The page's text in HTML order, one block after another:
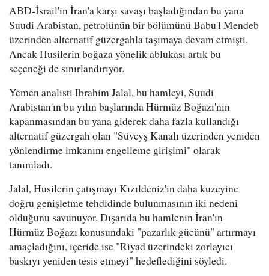
ABD-İsrail'in İran'a karşı savaşı başladığından bu yana
Suudi Arabistan, petrolünün bir bölümünü Babu'l Mendeb
üzerinden alternatif güzergahla taşımaya devam etmişti.
Ancak Husilerin boğaza yönelik ablukası artık bu
seçeneği de sınırlandırıyor.
Yemen analisti Ibrahim Jalal, bu hamleyi, Suudi
Arabistan'ın bu yılın başlarında Hürmüz Boğazı'nın
kapanmasından bu yana giderek daha fazla kullandığı
alternatif güzergah olan "Süveyş Kanalı üzerinden yeniden
yönlendirme imkanını engelleme girişimi" olarak
tanımladı.
Jalal, Husilerin çatışmayı Kızıldeniz'in daha kuzeyine
doğru genişletme tehdidinde bulunmasının iki nedeni
olduğunu savunuyor. Dışarıda bu hamlenin İran'ın
Hürmüz Boğazı konusundaki "pazarlık gücünü" artırmayı
amaçladığını, içeride ise "Riyad üzerindeki zorlayıcı
baskıyı yeniden tesis etmeyi" hedeflediğini söyledi.